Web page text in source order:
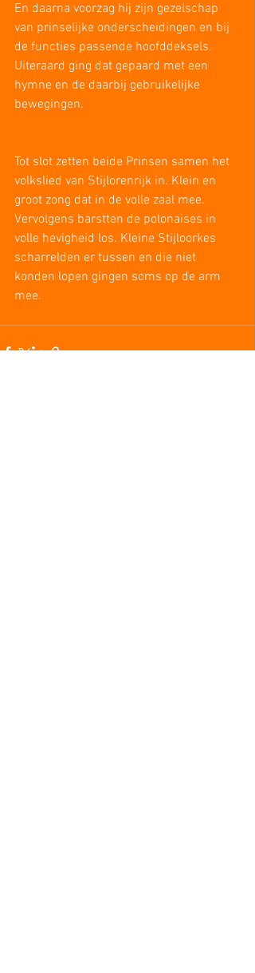
En daarna voorzag hij zijn gezelschap
van prinselijke onderscheidingen en bij
de functies passende hoofddeksels.
Uiteraard ging dat gepaard met een
hymne en de daarbij gebruikelijke
bewegingen.
Tot slot zetten beide Prinsen samen het
volkslied van Stijlorenrijk in. Klein en
groot zong dat in de volle zaal mee.
Vervolgens barstten de polonaises in
volle hevigheid los. Kleine Stijloorkes
scharrelden er tussen en die niet
konden lopen gingen soms op de arm
mee.